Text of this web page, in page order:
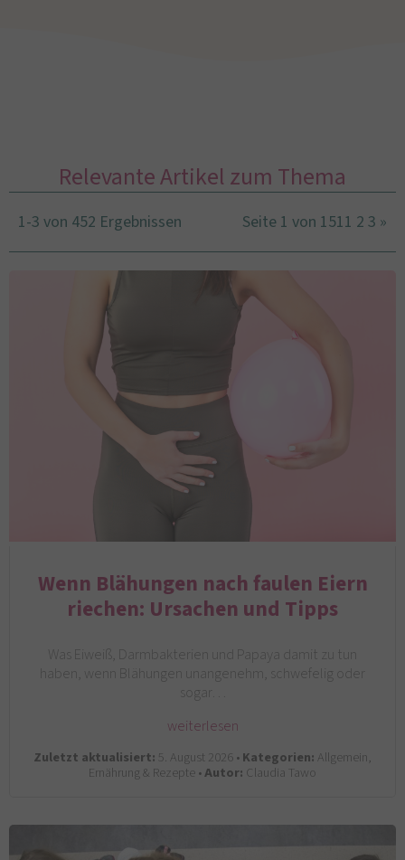
Relevante Artikel zum Thema
1-3 von 452 Ergebnissen Seite 1 von 1511 2 3 »
Wenn Blähungen nach faulen Eiern
riechen: Ursachen und Tipps
Was Eiweiß, Darmbakterien und Papaya damit zu tun
haben, wenn Blähungen unangenehm, schwefelig oder
sogar…
weiterlesen
Zuletzt aktualisiert: 5. August 2026 •Kategorien: Allgemein,
Ernährung & Rezepte •Autor: Claudia Tawo